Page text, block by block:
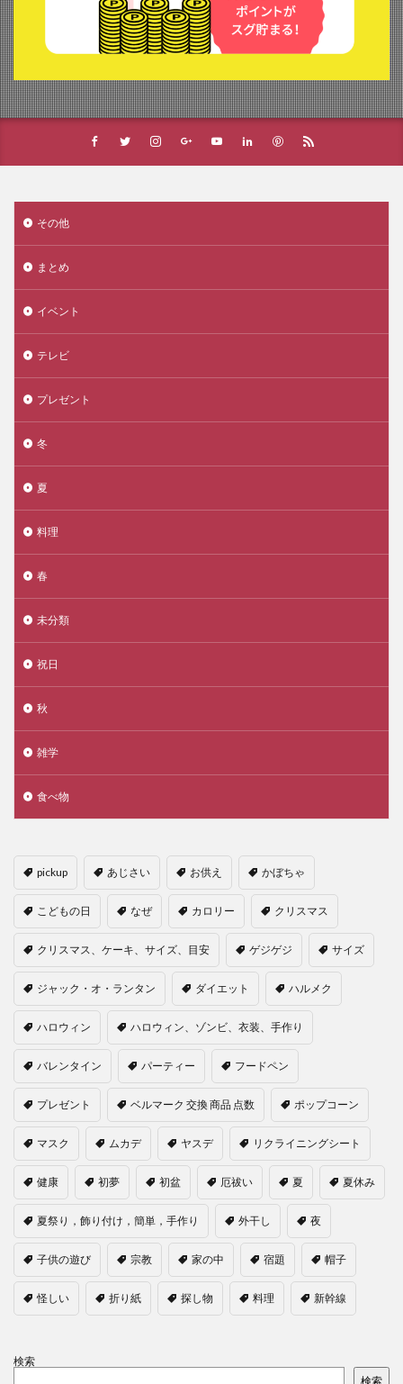
その他
まとめ
イベント
テレビ
プレゼント
冬
夏
料理
春
未分類
祝日
秋
雑学
食べ物
pickup あじさい お供え かぼちゃ
こどもの日 なぜ カロリー クリスマス
クリスマス、ケーキ、サイズ、目安 ゲジゲジ サイズ
ジャック・オ・ランタン ダイエット ハルメク
ハロウィン ハロウィン、ゾンビ、衣装、手作り
バレンタイン パーティー フードペン
プレゼント ベルマーク 交換 商品 点数 ポップコーン
マスク ムカデ ヤスデ リクライニングシート
健康 初夢 初盆 厄祓い 夏 夏休み
夏祭り，飾り付け，簡単，手作り 外干し 夜
子供の遊び 宗教 家の中 宿題 帽子
怪しい 折り紙 探し物 料理 新幹線
検索
検索